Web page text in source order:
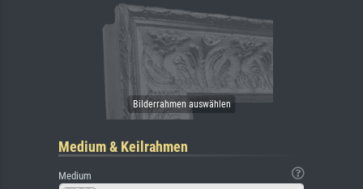
Medium & Keilrahmen
Medium